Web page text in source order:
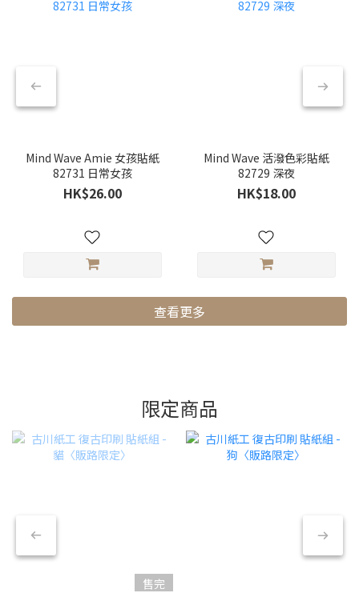
Mind Wave Amie 女孩貼紙
82731 日常女孩
HK$26.00
Mind Wave 活潑色彩貼紙
82729 深夜
HK$18.00
查看更多
限定商品
售完